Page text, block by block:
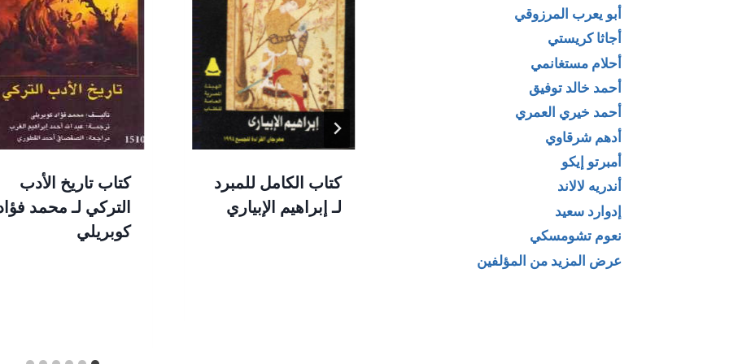
توفيق بن عامر
كتاب الكامل للمبرد
لـ إبراهيم الإبياري
كتاب تاريخ الأدب
التركي لـ محمد
كوبريلي
أبو يعرب المرزوقي
أجاثا كريستي
أحلام مستغانمي
أحمد خالد توفيق
أحمد خيري العمري
أدهم شرقاوي
أمبرتو إيكو
أندريه لالاند
إدوارد سعيد
نعوم تشومسكي
عرض المزيد من المؤلفين